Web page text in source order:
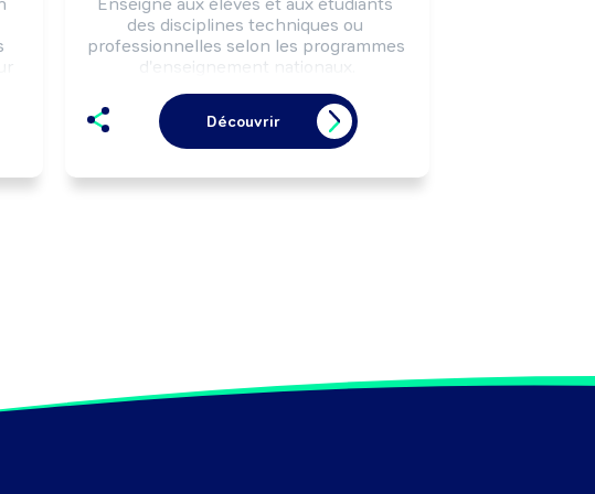
des disciplines techniques ou
professionnelles selon les programmes
d'enseignement nationaux.
Découvrir